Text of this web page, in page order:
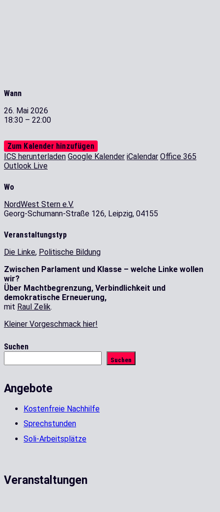
Wann
26. Mai 2026
18:30 – 22:00
Zum Kalender hinzufügen
ICS herunterladen Google Kalender iCalendar Office 365
Outlook Live
Wo
NordWest Stern e.V.
Georg-Schumann-Straße 126, Leipzig, 04155
Veranstaltungstyp
Die Linke, Politische Bildung
Zwischen Parlament und Klasse – welche Linke wollen
wir?
Über Machtbegrenzung, Verbindlichkeit und
demokratische Erneuerung,
mit Raul Zelik.
Kleiner Vorgeschmack hier!
Suchen
Suchen
Angebote
Kostenfreie Nachhilfe
Sprechstunden
Soli-Arbeitsplätze
Veranstaltungen